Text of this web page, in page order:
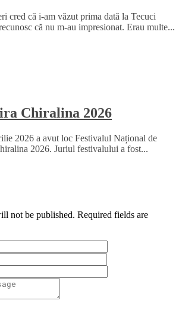
cred că i-am văzut prima dată la Tecuci
că nu m-au impresionat. Erau multe...
Chiralina 2026
2026 a avut loc Festivalul Național de
2026. Juriul festivalului a fost...
not be published. Required fields are